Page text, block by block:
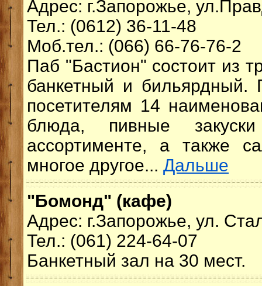
Адрес: г.Запорожье,
Тел.: (0612) 36-11-48
Моб.тел.: (066) 66-76-76-2
Паб "Бастион" состоит из
банкетный и бильярдный.
посетителям 14
блюда, пивные
ассортименте, а также
многое другое... Дальше
"Бомонд" (кафе)
Адрес: г.Запорожье, ул.
Тел.: (061) 224-64-07
Банкетный зал на 30 мест.